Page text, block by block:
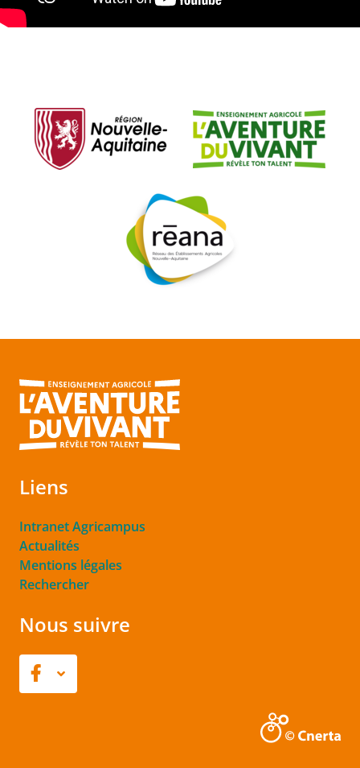
Liens
Intranet Agricampus
Actualités
Mentions légales
Rechercher
Nous suivre